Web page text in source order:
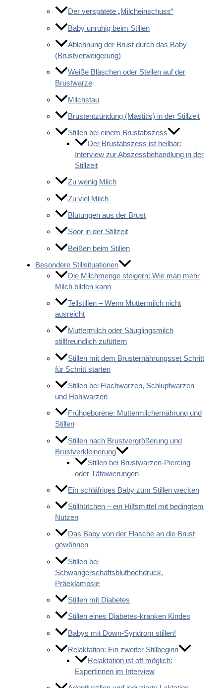
Der verspätete „Milcheinschuss“
Baby unruhig beim Stillen
Ablehnung der Brust durch das Baby
(Brustverweigerung)
Weiße Bläschen oder Stellen auf der
Brustwarze
Milchstau
Brustentzündung (Mastitis) in der Stillzeit
Stillen bei einem Brustabszess
Der Brustabszess ist heilbar:
Interview zur Abszessbehandlung in der
Stillzeit
Zu wenig Milch
Zu viel Milch
Blutungen aus der Brust
Soor in der Stillzeit
Beißen beim Stillen
Besondere Stillsituationen
Die Milchmenge steigern: Wie man mehr
Milch bilden kann
Teilstillen – Wenn Muttermilch nicht
ausreicht
Muttermilch oder Säuglingsmilch
stillfreundlich zufüttern
Stillen mit dem Brusternährungsset Schritt
für Schritt starten
Stillen bei Flachwarzen, Schlupfwarzen
und Hohlwarzen
Frühgeborene: Muttermilchernährung und
Stillen
Stillen nach Brustvergrößerung und
Brustverkleinerung
Stillen bei Brustwarzen-Piercing
oder Tätowierungen
Ein schläfriges Baby zum Stillen wecken
Stillhütchen – ein Hilfsmittel mit bedingtem
Nutzen
Das Baby von der Flasche an die Brust
gewöhnen
Stillen bei
Schwangerschaftsbluthochdruck,
Präeklampsie
Stillen mit Diabetes
Stillen eines Diabetes-kranken Kindes
Babys mit Down-Syndrom stillen!
Relaktation: Ein zweiter Stillbeginn
Relaktation ist oft möglich:
Expertinnen im Interview